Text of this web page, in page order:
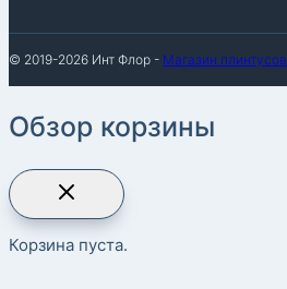
© 2019-2026 Инт Флор - Магазин плинтусов
Обзор корзины
Корзина пуста.